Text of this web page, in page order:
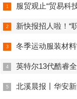
服贸观止“贸易科技联盟”
新快报招人啦！“
冬季运动服装材料“黑
英特尔13代酷睿全阵容：24核i9-
北溪晨报丨华安